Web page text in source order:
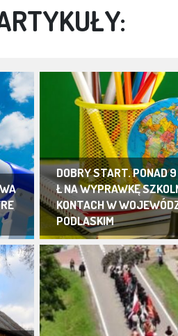
DOBRY START. PONAD
Ł NA WYPRAWKĘ
KONTACH W
PODLASKIM